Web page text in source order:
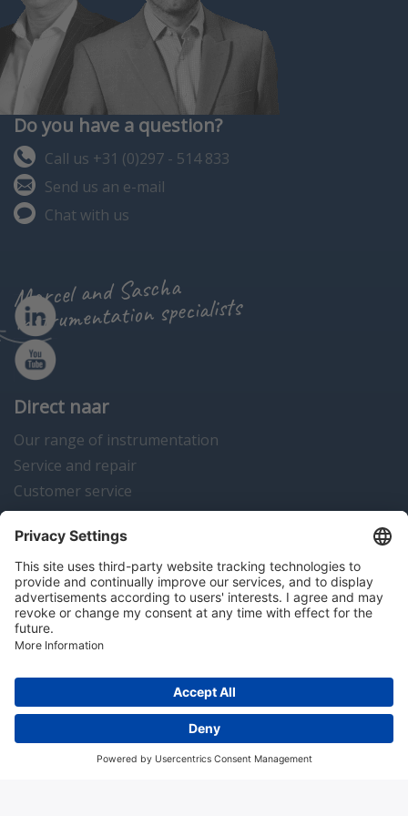
Do you have a question?
Call us +31 (0)297 - 514 833
Send us an e-mail
Chat with us
Marcel and Sascha
instrumentation specialists
Direct naar
Our range of instrumentation
Service and repair
Customer service
Instrumentation news
Contact us
Algemene voorwaarden Disclaimer
Colofon
Copyright © 2026 Hitma B.V.. All rights reserved.